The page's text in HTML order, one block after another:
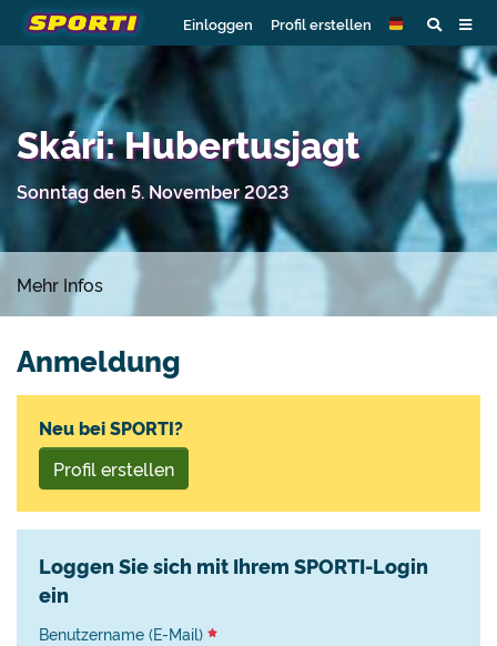
Einloggen Profil erstellen
Skári: Hubertusjagt
Sonntag den 5. November 2023
Mehr Infos
Anmeldung
Neu bei SPORTI?
Profil erstellen
Loggen Sie sich mit Ihrem SPORTI-Login
ein
Benutzername (E-Mail)